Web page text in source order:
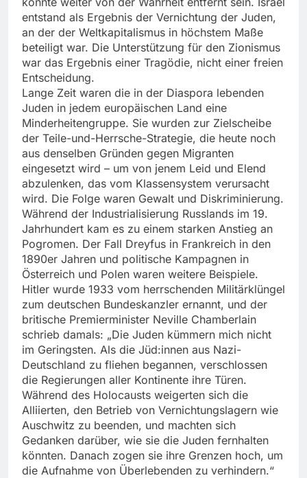
entstand als Ergebnis der Vernichtung der Juden,
an der der Weltkapitalismus in höchstem Maße
beteiligt war. Die Unterstützung für den Zionismus
war das Ergebnis einer Tragödie, nicht einer freien
Entscheidung.
Lange Zeit waren die in der Diaspora lebenden
Juden in jedem europäischen Land eine
Minderheitengruppe. Sie wurden zur Zielscheibe
der Teile-und-Herrsche-Strategie, die heute noch
aus denselben Gründen gegen Migranten
eingesetzt wird – um von jenem Leid und Elend
abzulenken, das vom Klassensystem verursacht
wird. Die Folge waren Gewalt und Diskriminierung.
Während der Industrialisierung Russlands im 19.
Jahrhundert kam es zu einem starken Anstieg an
Pogromen. Der Fall Dreyfus in Frankreich in den
1890er Jahren und politische Kampagnen in
Österreich und Polen waren weitere Beispiele.
Hitler wurde 1933 vom herrschenden Militärklüngel
zum deutschen Bundeskanzler ernannt, und der
britische Premierminister Neville Chamberlain
schrieb damals: „Die Juden kümmern mich nicht
im Geringsten. Als die Jüd:innen aus Nazi-
Deutschland zu fliehen begannen, verschlossen
die Regierungen aller Kontinente ihre Türen.
Während des Holocausts weigerten sich die
Alliierten, den Betrieb von Vernichtungslagern wie
Auschwitz zu beenden, und machten sich
Gedanken darüber, wie sie die Juden fernhalten
könnten. Danach zogen sie ihre Grenzen hoch, um
die Aufnahme von Überlebenden zu verhindern.“